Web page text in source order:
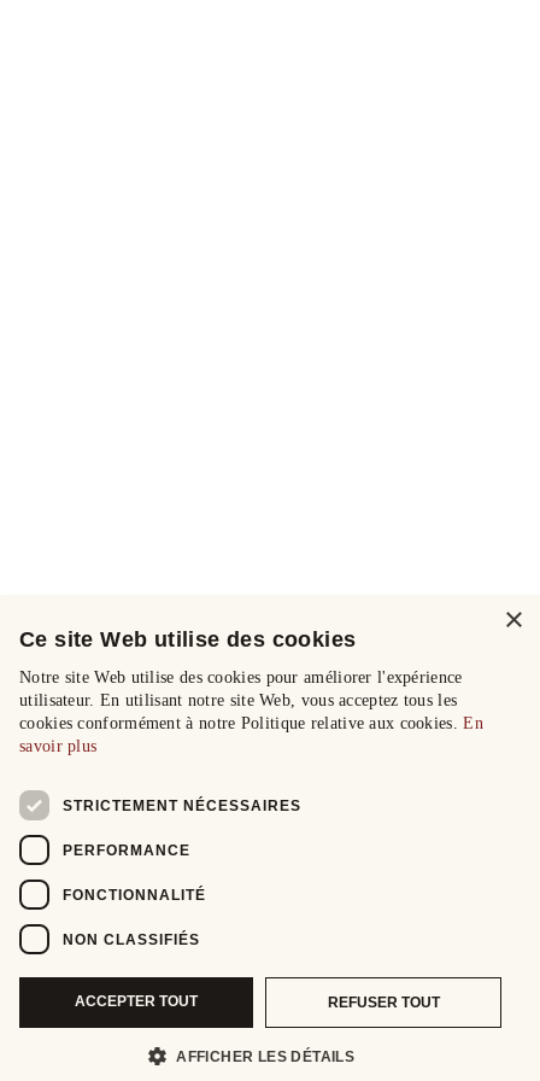
×
Ce site Web utilise des cookies
Notre site Web utilise des cookies pour améliorer l'expérience
utilisateur. En utilisant notre site Web, vous acceptez tous les
cookies conformément à notre Politique relative aux cookies.En
savoir plus
STRICTEMENT NÉCESSAIRES
PERFORMANCE
FONCTIONNALITÉ
NON CLASSIFIÉS
ACCEPTER TOUT REFUSER TOUT
AFFICHER LES DÉTAILS